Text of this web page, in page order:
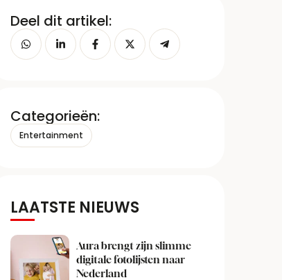
Deel dit artikel:
Categorieën:
Entertainment
LAATSTE NIEUWS
Aura brengt zijn slimme
digitale fotolijsten naar
Nederland